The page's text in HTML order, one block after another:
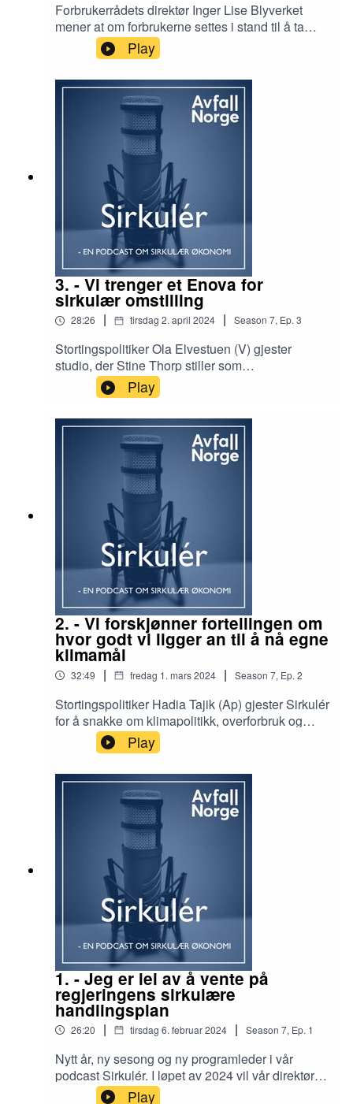
Forbrukerrådets direktør Inger Lise Blyverket
mener at om forbrukerne settes i stand til å ta
bærekraftige, sirkulære valg, vil det gi et enormt
skyv for hele omleggingen samfunnet skal
gjennom. Og så lurer hun på hvorfor det ikke
skjer noe med momsen på brukte varer
...Programleder: Stine ThorpProdusent: Håkon
Play
3. - Vi trenger et Enova for
sirkulær omstilling
28:26 | tirsdag 2. april 2024 | Season 7, Ep.3
Stortingspolitiker Ola Elvestuen (V) gjester
studio, der Stine Thorp stiller som
programledervikar. Han understreker viktigheten
av at vi må henge med på det som skjer i EU av
regel- og systemendringer for å utvikle
sirkulærøkonomien. - Omstillingen Europa skal
gjennom innebærer næringsutvikling vi også skal
ta del i. Da trengs det støtteordninger, vi trenger
noe tilsvarende som Enova for å støtte opp om
nytenkning og nyskapning innenfor
sirkulærøkonomi, sier Elvestuen.Produsenter:
Anna Fagerheim og Håkon Bratland
Play
2. - Vi forskjønner fortellingen om
hvor godt vi ligger an til å nå egne
klimamål
32:49 | fredag 1. mars 2024 | Season 7, Ep. 2
Stortingspolitiker Hadia Tajik (Ap) gjester Sirkulér
for å snakke om klimapolitikk, overforbruk og
sirkulærøkonomi. Utgangspunktet er boka
hennes "Drømmer for min datter", som kom ut
høsten 2023, der hun blant annet foreslår at
finansdepartementet bør få ansvaret for å lage
klimabudsjettet. - Finanspolitikk og klimapolitikk
må bli sett i sammenheng, mener
Tajik.Programleder: Kåre FostervoldProdusent:
Håkon Bratland
Play
1. - Jeg er lei av å vente på
regjeringens sirkulære
handlingsplan
26:20 | tirsdag 6. februar 2024 | Season 7, Ep. 1
Nytt år, ny sesong og ny programleder i vår
podcast Sirkulér. I løpet av 2024 vil vår direktør
samfunnskontakt og podcast-programleder Kåre
Play